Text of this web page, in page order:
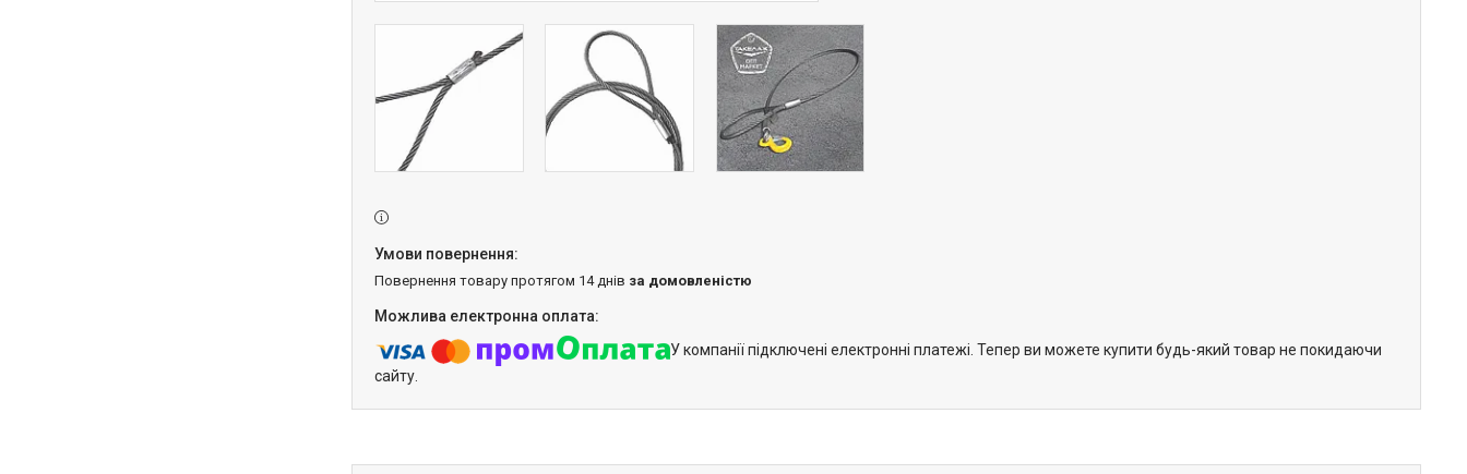
повернення товару протягом 14 днів за домовленістю
У компанії підключені електронні платежі. Тепер ви можете купити будь-який товар не покидаючи
сайту.